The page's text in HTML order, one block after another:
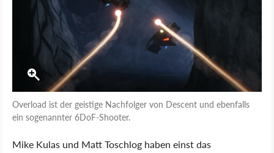
Overload ist der geistige Nachfolger von Descent und ebenfalls
ein sogenannter 6DoF-Shooter.
Mike Kulas und Matt Toschlog haben einst das